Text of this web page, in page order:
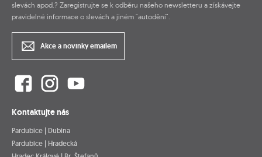
slevách apod.? Zaregistrujte se k odběru našeho newsletteru a získávejte
pravidelné informace o slevách a jiném "autodění".
Akce a novinky emailem
Kontaktujte nás
Pardubice | Dubina
Pardubice | Hradecká